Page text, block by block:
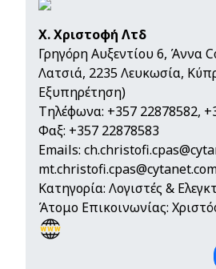
Χ. Χριστοφή Λτδ
Γρηγόρη Αυξεντίου 6, Άννα
Λατσιά, 2235 Λευκωσία,
Εξυπηρέτηση)
Τηλέφωνα: +357 22878582,
Φαξ: +357 22878583
Emails:
Κατηγορία: Λογιστές &
Άτομο Επικοινωνίας: